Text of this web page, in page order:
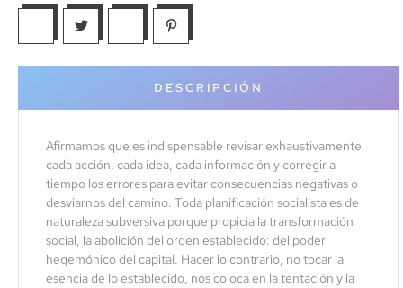
DESCRIPCIÓN
Afirmamos que es indispensable revisar exhaustivamente
cada acción, cada idea, cada información y corregir a
tiempo los errores para evitar consecuencias negativas o
desviarnos del camino. Toda planificación socialista es de
naturaleza subversiva porque propicia la transformación
social, la abolición del orden establecido: del poder
hegemónico del capital. Hacer lo contrario, no tocar la
esencia de lo establecido, nos coloca en la tentación y la